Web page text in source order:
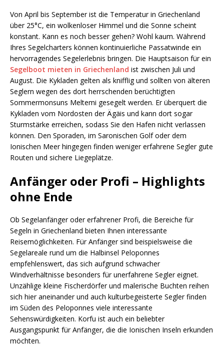
Von April bis September ist die Temperatur in Griechenland
über 25°C, ein wolkenloser Himmel und die Sonne scheint
konstant. Kann es noch besser gehen? Wohl kaum. Während
Ihres Segelcharters können kontinuierliche Passatwinde ein
hervorragendes Segelerlebnis bringen. Die Hauptsaison für ein
Segelboot mieten in Griechenland ist zwischen Juli und
August. Die Kykladen gelten als knifflig und sollten von älteren
Seglern wegen des dort herrschenden berüchtigten
Sommermonsuns Meltemi gesegelt werden. Er überquert die
Kykladen vom Nordosten der Ägäis und kann dort sogar
Sturmstärke erreichen, sodass Sie den Hafen nicht verlassen
können. Den Sporaden, im Saronischen Golf oder dem
Ionischen Meer hingegen finden weniger erfahrene Segler gute
Routen und sichere Liegeplätze.
Anfänger oder Profi – Highlights
ohne Ende
Ob Segelanfänger oder erfahrener Profi, die Bereiche für
Segeln in Griechenland bieten Ihnen interessante
Reisemöglichkeiten. Für Anfänger sind beispielsweise die
Segelareale rund um die Halbinsel Peloponnes
empfehlenswert, das sich aufgrund schwacher
Windverhältnisse besonders für unerfahrene Segler eignet.
Unzählige kleine Fischerdörfer und malerische Buchten reihen
sich hier aneinander und auch kulturbegeisterte Segler finden
im Süden des Peloponnes viele interessante
Sehenswürdigkeiten. Korfu ist auch ein beliebter
Ausgangspunkt für Anfänger, die die Ionischen Inseln erkunden
möchten.